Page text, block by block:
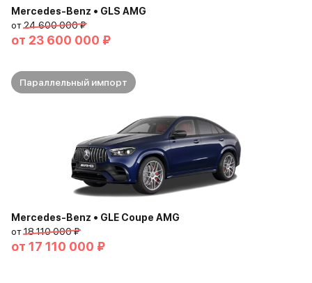
Mercedes-Benz • GLS AMG
от24 600 000 ₽
от 23 600 000 ₽
Параллельный импорт
Mercedes-Benz • GLE Coupe AMG
от18 110 000 ₽
от 17 110 000 ₽